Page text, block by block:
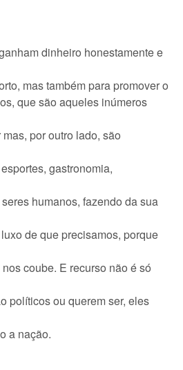
dinheiro honestamente e
mas também para promover o
que são aqueles inúmeros
por outro lado, são
gastronomia,
humanos, fazendo da sua
de que precisamos, porque
coube. E recurso não é só
políticos ou querem ser, eles
a nação.